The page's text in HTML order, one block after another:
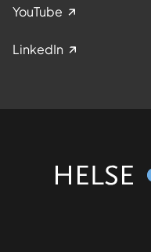
YouTube
LinkedIn